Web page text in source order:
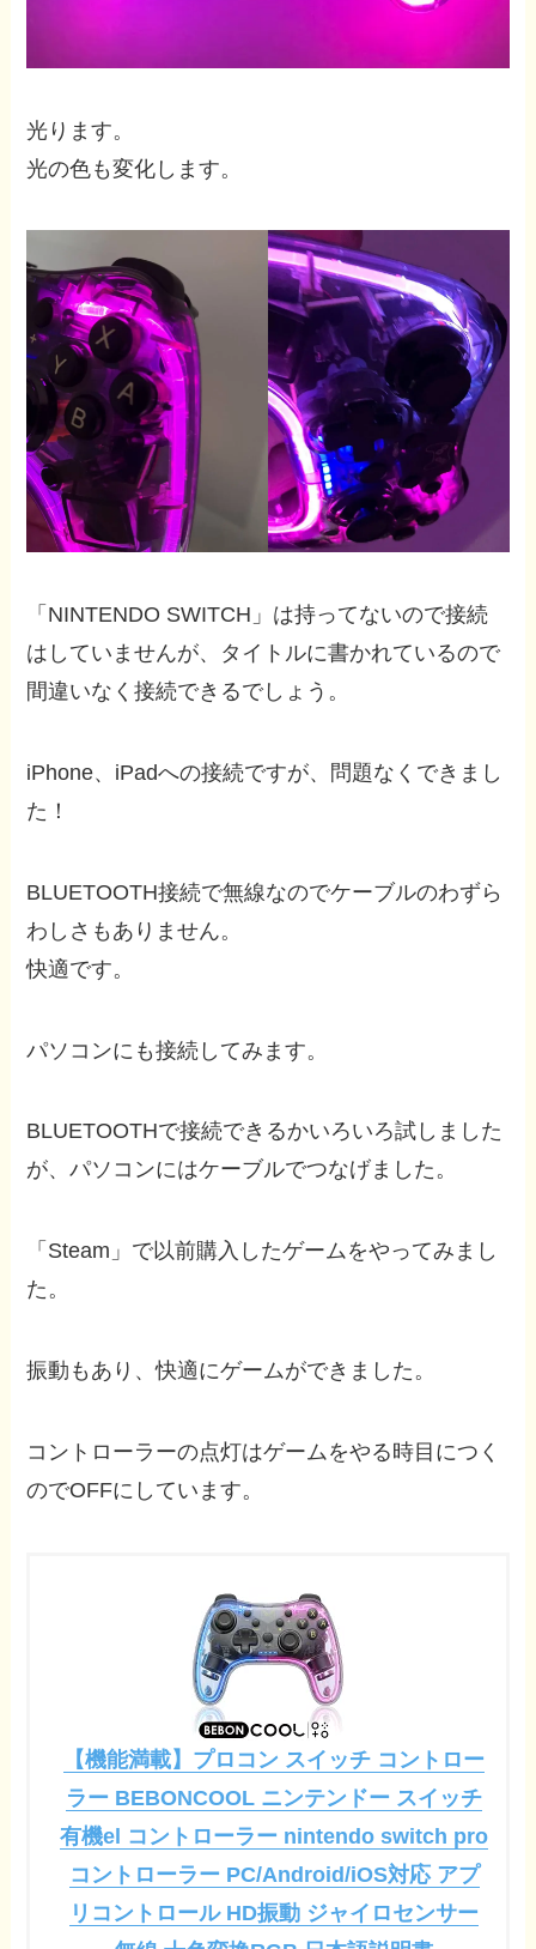
光ります。
光の色も変化します。
「NINTENDO SWITCH」は持ってないので接続
はしていませんが、タイトルに書かれているので
間違いなく接続できるでしょう。
iPhone、iPadへの接続ですが、問題なくできまし
た！
BLUETOOTH接続で無線なのでケーブルのわずら
わしさもありません。
快適です。
パソコンにも接続してみます。
BLUETOOTHで接続できるかいろいろ試しました
が、パソコンにはケーブルでつなげました。
「Steam」で以前購入したゲームをやってみまし
た。
振動もあり、快適にゲームができました。
コントローラーの点灯はゲームをやる時目につく
のでOFFにしています。
【機能満載】プロコン スイッチ コントロー
ラー BEBONCOOL ニンテンドー スイッチ
有機el コントローラー nintendo switch pro
コントローラー PC/Android/iOS対応 アプ
リコントロール HD振動 ジャイロセンサー